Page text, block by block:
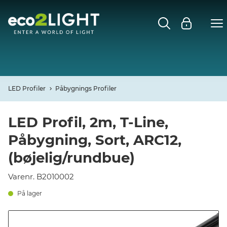
DECO
PROFIL
LED Profiler Påbygnings Profiler
LED Profil, 2m, T-Line,
Påbygning, Sort, ARC12,
(bøjelig/rundbue)
Varenr. B2010002
På lager